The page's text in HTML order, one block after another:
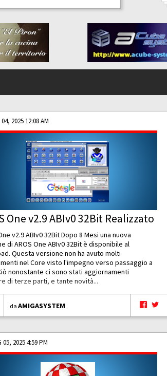
2025 12:08 AM
One v2.9 ABIv0 32Bit Realizzato
v2.9 ABIv0 32Bit Dopo 8 Mesi una nuova
di AROS One ABIv0 32Bit è disponibile al
Questa versione non ha avuto molti
nel Core visto l'impegno verso passaggio a
nonostante ci sono stati aggiornamenti
di terze parti, e tante novità...
daAMIGASYSTEM
05, 2025 4:59 PM